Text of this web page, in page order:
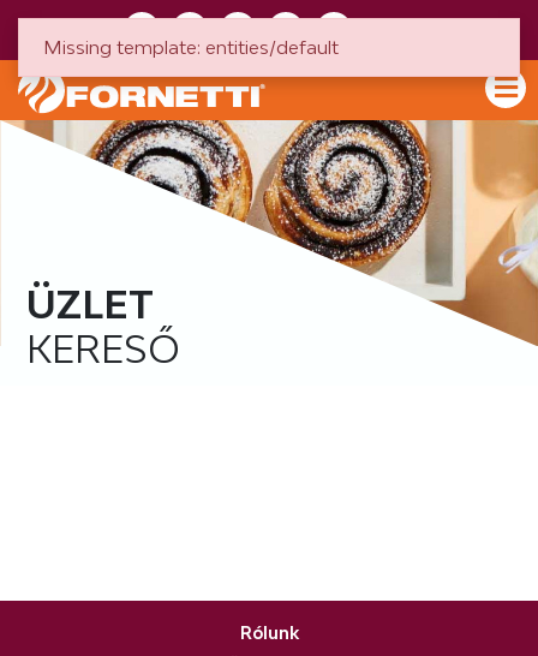
ÜZLET
KERESŐ
Rólunk
Missing template: entities/default